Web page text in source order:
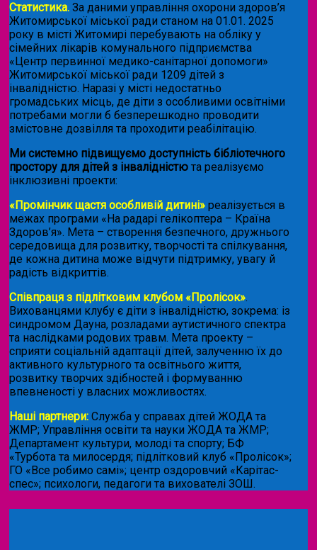
Статистика. За даними управління охорони здоров’я
Житомирської міської ради станом на 01.01. 2025
року в місті Житомирі перебувають на обліку у
сімейних лікарів комунального підприємства
«Центр первинної медико-санітарної допомоги»
Житомирської міської ради 1209 дітей з
інвалідністю. Наразі у місті недостатньо
громадських місць, де діти з особливими освітніми
потребами могли б безперешкодно проводити
змістовне дозвілля та проходити реабілітацію.
Ми системно підвищуємо доступність бібліотечного
простору для дітей з інвалідністю та реалізуємо
інклюзивні проекти:
«Промінчик щастя особливій дитині» реалізується в
межах програми «На радарі гелікоптера – Країна
Здоров’я». Мета – створення безпечного, дружнього
середовища для розвитку, творчості та спілкування,
де кожна дитина може відчути підтримку, увагу й
радість відкриттів.
Співпраця з підлітковим клубом «Пролісок».
Вихованцями клубу є діти з інвалідністю, зокрема: із
синдромом Дауна, розладами аутистичного спектра
та наслідками родових травм. Мета проекту –
сприяти соціальній адаптації дітей, залученню їх до
активного культурного та освітнього життя,
розвитку творчих здібностей і формуванню
впевненості у власних можливостях.
Наші партнери: Служба у справах дітей ЖОДА та
ЖМР; Управління освіти та науки ЖОДА та ЖМР;
Департамент культури, молоді та спорту; БФ
«Турбота та милосердя; підлітковий клуб «Пролісок»;
ГО «Все робимо самі»; центр оздоровчий «Карітас-
спес»; психологи, педагоги та вихователі ЗОШ.